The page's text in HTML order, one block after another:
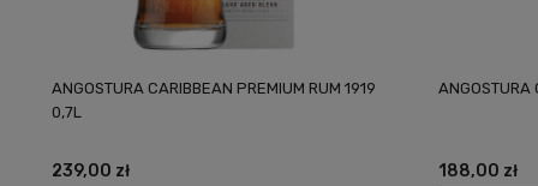
ANGOSTURA CARIBBEAN PREMIUM RUM 1919
0,7L
239,00 zł
ANGOSTURA
188,00 zł